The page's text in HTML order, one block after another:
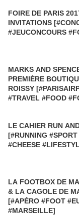
FOIRE DE PARIS
INVITATIONS
#JEUCONCOURS
MARKS AND
PREMIÈRE
ROISSY
#TRAVEL #FOOD
LE CAHIER RUN
[#RUNNING
#CHEESE
LA FOOTBOX DE
& LA CAGOLE DE
[#APÉRO #FOOT
#MARSEILLE]